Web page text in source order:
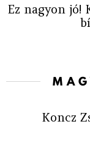
Ez nagyon jó!
Koncz